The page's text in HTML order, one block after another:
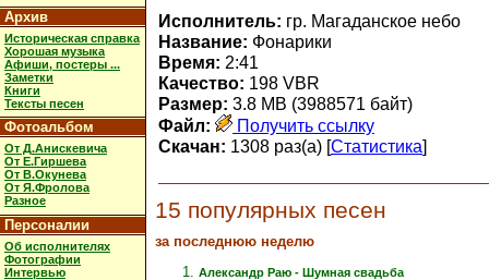
Архив
Историческая справка
Хорошая музыка
Афиши, постеры ...
Заметки
Книги
Тексты песен
Фотоальбом
От Д.Анискевича
От Е.Гиршева
От В.Окунева
От Я.Фролова
Разное
Персоналии
Об исполнителях
Фотографии
Интервью
Исполнитель: гр. Магаданское небо
Название: Фонарики
Время: 2:41
Качество: 198 VBR
Размер: 3.8 MB (3988571 байт)
Файл:
Получить ссылку
Скачан: 1308 раз(а) [Статистика]
15 популярных песен
за последнюю неделю
Александр Раю - Шумная свадьба